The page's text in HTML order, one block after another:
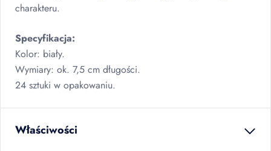
charakteru.
Specyfikacja:
Kolor: biały.
Wymiary: ok. 7,5 cm długości.
24 sztuki w opakowaniu.
Właściwości